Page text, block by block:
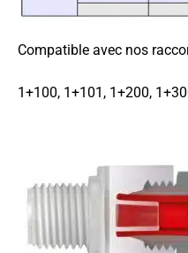
Compatible avec nos
1+100, 1+101, 1+200,